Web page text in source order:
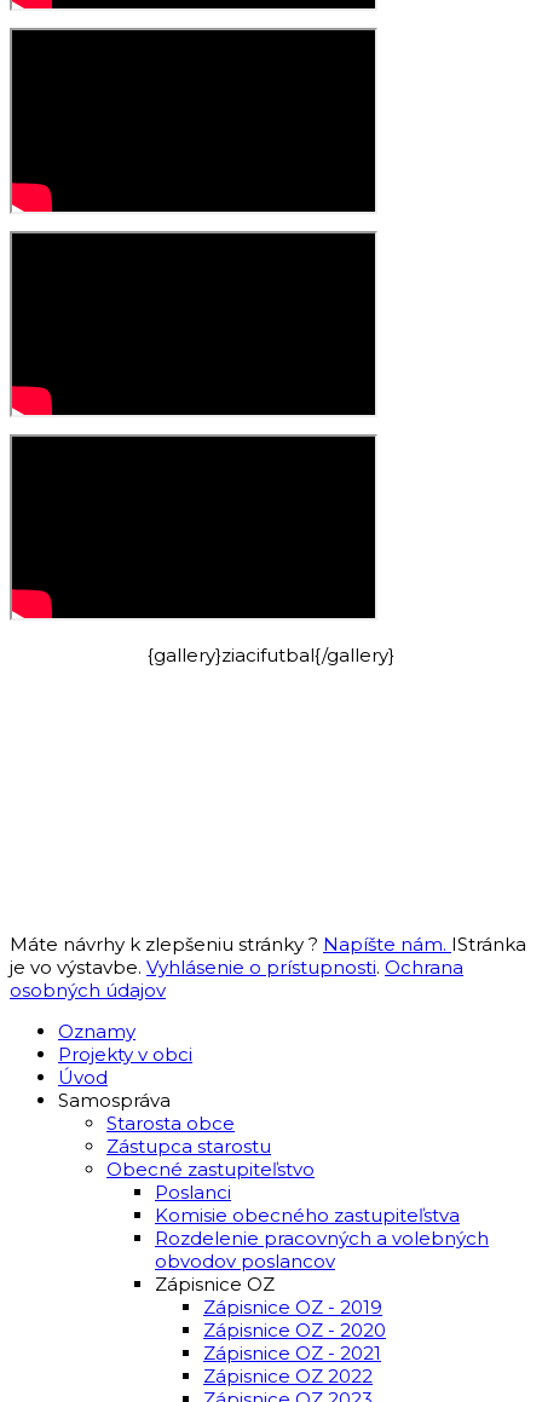
{gallery}ziacifutbal{/gallery}
Máte návrhy k zlepšeniu stránky ? Napíšte nám. IStránka
je vo výstavbe. Vyhlásenie o prístupnosti. Ochrana
osobných údajov
Oznamy
Projekty v obci
Úvod
Samospráva
Starosta obce
Zástupca starostu
Obecné zastupiteľstvo
Poslanci
Komisie obecného zastupiteľstva
Rozdelenie pracovných a volebných
obvodov poslancov
Zápisnice OZ
Zápisnice OZ - 2019
Zápisnice OZ - 2020
Zápisnice OZ - 2021
Zápisnice OZ 2022